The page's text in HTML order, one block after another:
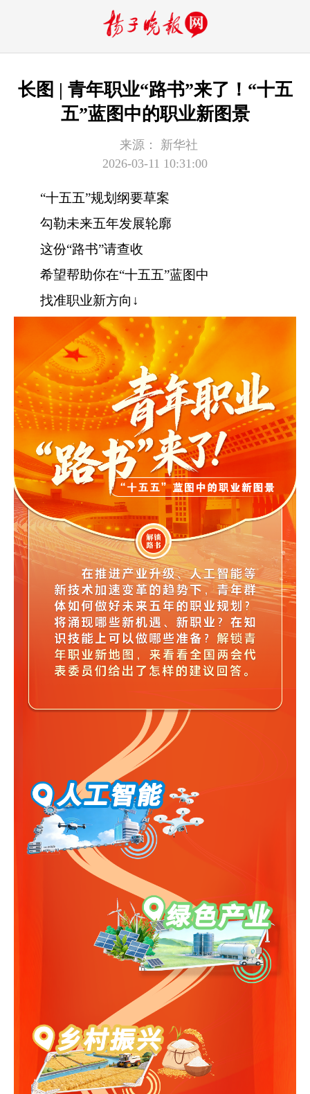
长图 | 青年职业“路书”来了！“十五
五”蓝图中的职业新图景
来源：
新华社
2026-03-11 10:31:00
“十五五”规划纲要草案
勾勒未来五年发展轮廓
这份“路书”请查收
希望帮助你在“十五五”蓝图中
找准职业新方向↓